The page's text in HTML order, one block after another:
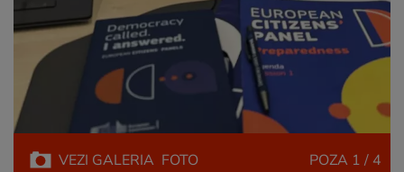
VEZI GALERIA FOTO POZA 1 / 4